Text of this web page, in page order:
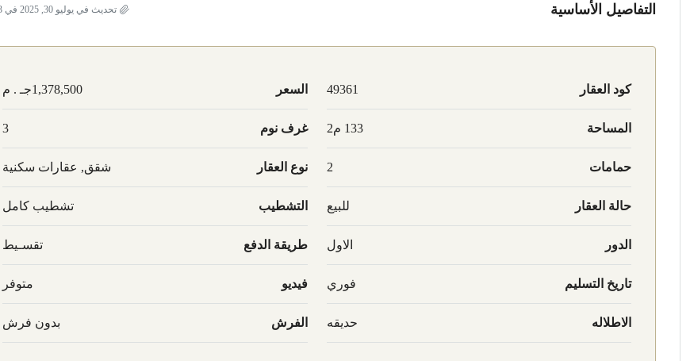
التفاصيل الأساسية تحديث في يوليو 30, 2025 في 1:13 م
كود العقار 49361 السعر 1,378,500جـ . م
المساحة 133 م2 غرف نوم 3
حمامات 2 نوع العقار شقق, عقارات سكنية
حالة العقار للبيع التشطيب تشطيب كامل
الدور الاول طريقة الدفع تقسـيط
تاريخ التسليم فوري فيديو متوفر
الاطلاله حديقه الفرش بدون فرش